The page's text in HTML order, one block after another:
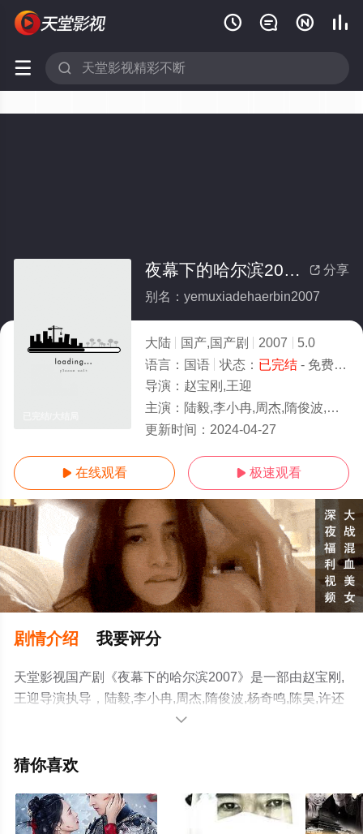
   
 
 分享
夜幕下的哈尔滨2007(全集)
别名：yemuxiadehaerbin2007
大陆 国产,国产剧 2007
5.0
语言： 国语 状态： 已完结- 免费在线观看
导演： 赵宝刚,王迎
主演： 陆毅,李小冉,周杰,隋俊波,杨奇鸣,陈昊,许还幻,三浦研一,井上朋子
更新时间： 2024-04-27
 在线观看  极速观看
剧情介绍 我要评分
天堂影视国产剧《夜幕下的哈尔滨2007》是一部由赵宝刚,
王迎导演执导，陆毅,李小冉,周杰,隋俊波,杨奇鸣,陈昊,许还
幻,三浦研一,井上朋子等演员精彩演绎的大陆电视剧，大结
版电视剧全集就上电影天堂网，更多相关信息可移步至豆

猜你喜欢